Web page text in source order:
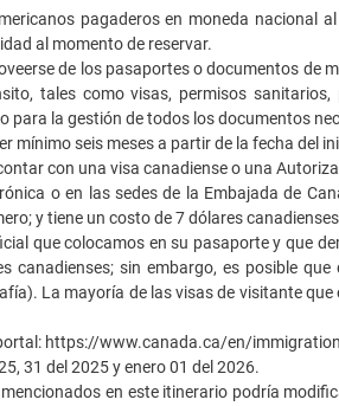
pagaderos en moneda nacional
al momento de reservar.
de los pasaportes o documentos de
tales como visas, permisos
para la gestión de todos los documentos
seis meses a partir de la fecha del
con una visa canadiense o una
o en las sedes de la Embajada de
y tiene un costo de 7 dólares
que colocamos en su pasaporte y que
canadienses; sin embargo, es posible
La mayoría de las visas de visitante
https://www.canada.ca/en/
31 del 2025 y enero 01 del 2026.
en este itinerario podría